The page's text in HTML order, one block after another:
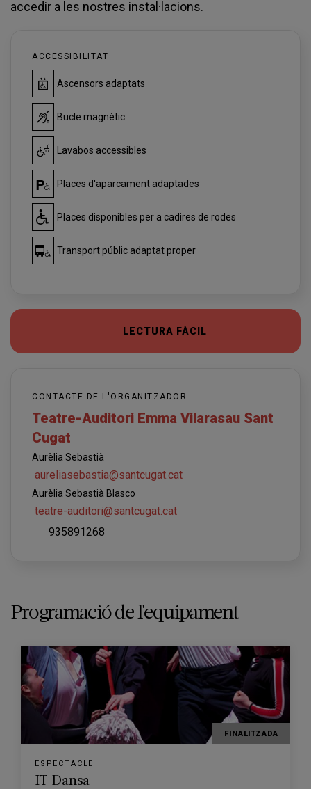
accedir a les nostres instal·lacions.
ACCESSIBILITAT
Ascensors adaptats
Bucle magnètic
Lavabos accessibles
Places d'aparcament adaptades
Places disponibles per a cadires de rodes
Transport públic adaptat proper
LECTURA FÀCIL
CONTACTE DE L'ORGANITZADOR
Teatre-Auditori Emma Vilarasau Sant
Cugat
Aurèlia Sebastià
aureliasebastia@santcugat.cat
Aurèlia Sebastià Blasco
teatre-auditori@santcugat.cat
935891268
Programació de l'equipament
FINALITZADA
ESPECTACLE
IT Dansa